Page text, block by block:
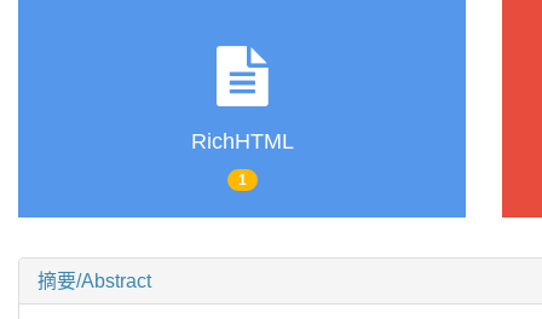
RichHTML
1
摘要/Abstract